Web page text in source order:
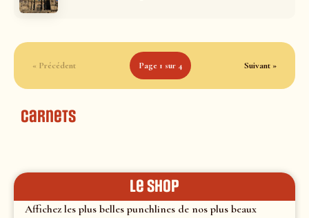
« Précédent Page 1 sur 4 Suivant »
Carnets
le shop
Affichez les plus belles punchlines de nos plus beaux